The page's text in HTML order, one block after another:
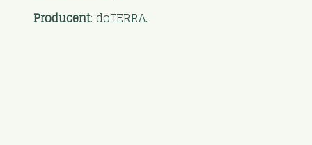
Producent: doTERRA.